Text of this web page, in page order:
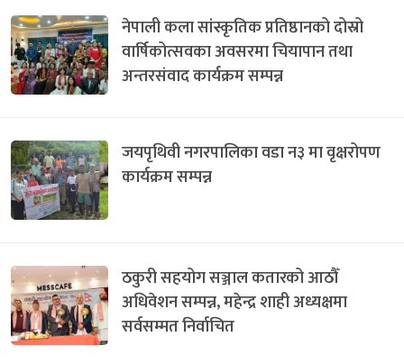
नेपाली कला सांस्कृतिक प्रतिष्ठानको दोस्रो
वार्षिकोत्सवका अवसरमा चियापान तथा
अन्तरसंवाद कार्यक्रम सम्पन्न
जयपृथिवी नगरपालिका वडा न३ मा वृक्षरोपण
कार्यक्रम सम्पन्न
ठकुरी सहयोग सञ्जाल कतारको आठौँ
अधिवेशन सम्पन्न, महेन्द्र शाही अध्यक्षमा
सर्वसम्मत निर्वाचित